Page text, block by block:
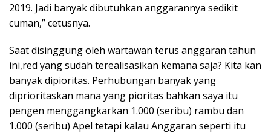
2019. Jadi banyak dibutuhkan anggarannya sedikit
cuman,” cetusnya.
Saat disinggung oleh wartawan terus anggaran tahun
ini,red yang sudah terealisasikan kemana saja? Kita kan
banyak dipioritas. Perhubungan banyak yang
diprioritaskan mana yang pioritas bahkan saya itu
pengen menggangkarkan 1.000 (seribu) rambu dan
1.000 (seribu) Apel tetapi kalau Anggaran seperti itu